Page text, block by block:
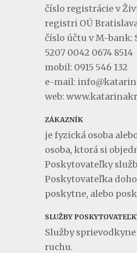
číslo registrácie v
registri OÚ
číslo účtu v M-bank:
5207 0042 0674 8514
mobil: 0915 546 132
e-mail:
web:
ZÁKAZNÍK
je fyzická osoba
osoba, ktorá si
Poskytovateľky
Poskytovateľka
poskytne, alebo
SLUŽBY
Služby
ruchu.